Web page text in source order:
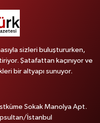
sizleri buluştururken,
Şatafattan kaçınıyor ve
bir altyapı sunuyor.
Sokak Manolya Apt.
İstanbul